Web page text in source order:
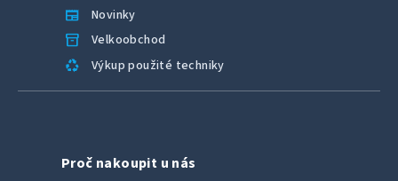
newspaper Novinky
inventory_2 Velkoobchod
recycling Výkup použité techniky
Proč nakoupit u nás